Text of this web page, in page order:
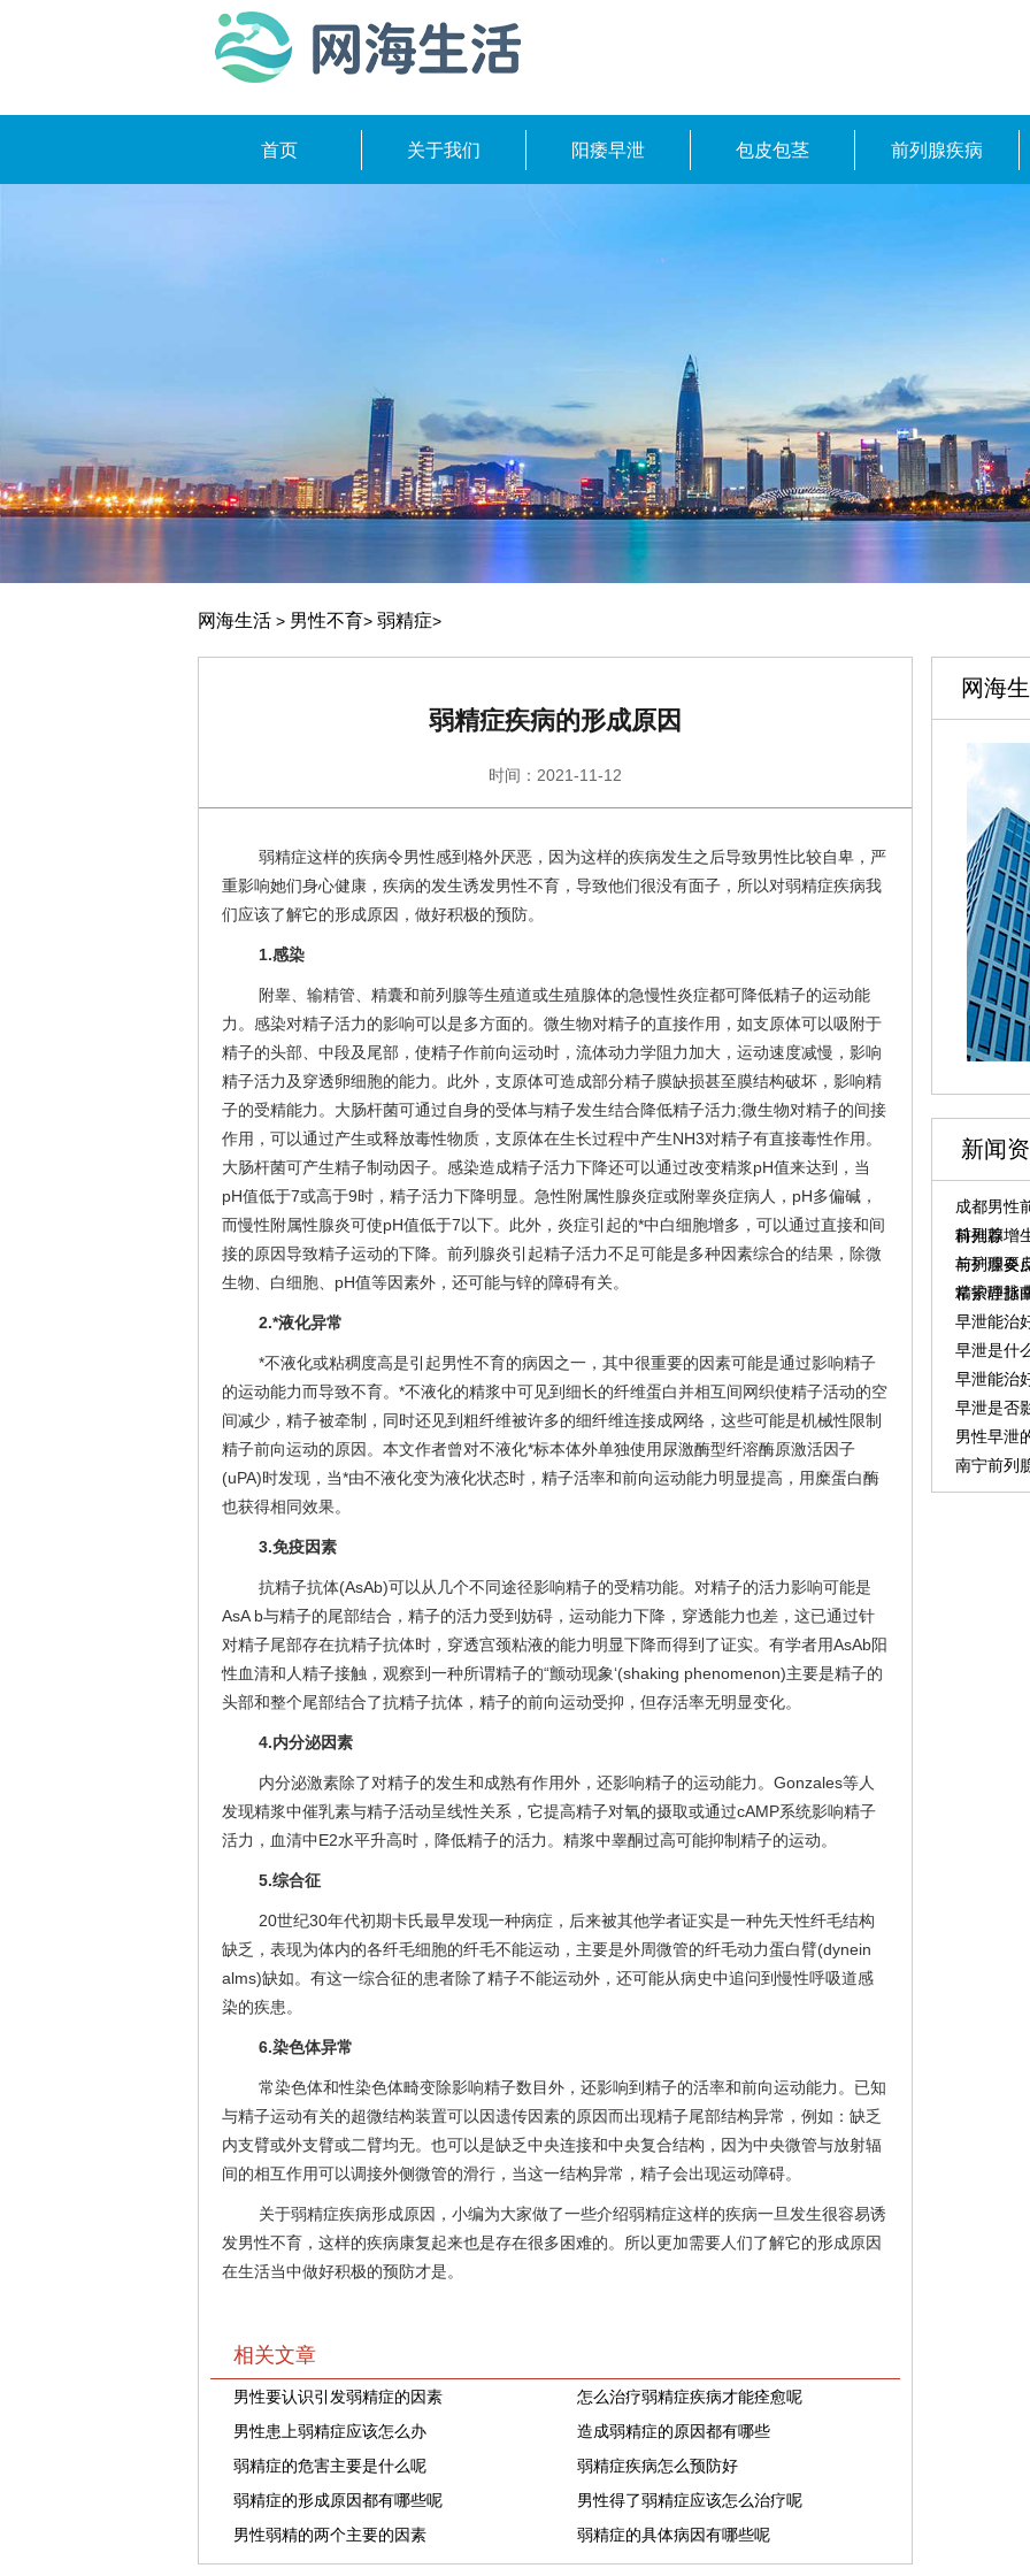
首页 关于我们 阳痿早泄 包皮包茎 前列腺疾病
网海生活 > 男性不育> 弱精症>
弱精症疾病的形成原因
时间：2021-11-12
弱精症这样的疾病令男性感到格外厌恶，因为这样的疾病发生之后导致男性比较自卑，严
重影响她们身心健康，疾病的发生诱发男性不育，导致他们很没有面子，所以对弱精症疾病我
们应该了解它的形成原因，做好积极的预防。
1.感染
附睾、输精管、精囊和前列腺等生殖道或生殖腺体的急慢性炎症都可降低精子的运动能
力。感染对精子活力的影响可以是多方面的。微生物对精子的直接作用，如支原体可以吸附于
精子的头部、中段及尾部，使精子作前向运动时，流体动力学阻力加大，运动速度减慢，影响
精子活力及穿透卵细胞的能力。此外，支原体可造成部分精子膜缺损甚至膜结构破坏，影响精
子的受精能力。大肠杆菌可通过自身的受体与精子发生结合降低精子活力;微生物对精子的间接
作用，可以通过产生或释放毒性物质，支原体在生长过程中产生NH3对精子有直接毒性作用。
大肠杆菌可产生精子制动因子。感染造成精子活力下降还可以通过改变精浆pH值来达到，当
pH值低于7或高于9时，精子活力下降明显。急性附属性腺炎症或附睾炎症病人，pH多偏碱，
而慢性附属性腺炎可使pH值低于7以下。此外，炎症引起的*中白细胞增多，可以通过直接和间
接的原因导致精子运动的下降。前列腺炎引起精子活力不足可能是多种因素综合的结果，除微
生物、白细胞、pH值等因素外，还可能与锌的障碍有关。
2.*液化异常
*不液化或粘稠度高是引起男性不育的病因之一，其中很重要的因素可能是通过影响精子
的运动能力而导致不育。*不液化的精浆中可见到细长的纤维蛋白并相互间网织使精子活动的空
间减少，精子被牵制，同时还见到粗纤维被许多的细纤维连接成网络，这些可能是机械性限制
精子前向运动的原因。本文作者曾对不液化*标本体外单独使用尿激酶型纤溶酶原激活因子
(uPA)时发现，当*由不液化变为液化状态时，精子活率和前向运动能力明显提高，用糜蛋白酶
也获得相同效果。
3.免疫因素
抗精子抗体(AsAb)可以从几个不同途径影响精子的受精功能。对精子的活力影响可能是
AsA b与精子的尾部结合，精子的活力受到妨碍，运动能力下降，穿透能力也差，这已通过针
对精子尾部存在抗精子抗体时，穿透宫颈粘液的能力明显下降而得到了证实。有学者用AsAb阳
性血清和人精子接触，观察到一种所谓精子的“颤动现象‘(shaking phenomenon)主要是精子的
头部和整个尾部结合了抗精子抗体，精子的前向运动受抑，但存活率无明显变化。
4.内分泌因素
内分泌激素除了对精子的发生和成熟有作用外，还影响精子的运动能力。Gonzales等人
发现精浆中催乳素与精子活动呈线性关系，它提高精子对氧的摄取或通过cAMP系统影响精子
活力，血清中E2水平升高时，降低精子的活力。精浆中睾酮过高可能抑制精子的运动。
5.综合征
20世纪30年代初期卡氏最早发现一种病症，后来被其他学者证实是一种先天性纤毛结构
缺乏，表现为体内的各纤毛细胞的纤毛不能运动，主要是外周微管的纤毛动力蛋白臂(dynein
alms)缺如。有这一综合征的患者除了精子不能运动外，还可能从病史中追问到慢性呼吸道感
染的疾患。
6.染色体异常
常染色体和性染色体畸变除影响精子数目外，还影响到精子的活率和前向运动能力。已知
与精子运动有关的超微结构装置可以因遗传因素的原因而出现精子尾部结构异常，例如：缺乏
内支臂或外支臂或二臂均无。也可以是缺乏中央连接和中央复合结构，因为中央微管与放射辐
间的相互作用可以调接外侧微管的滑行，当这一结构异常，精子会出现运动障碍。
关于弱精症疾病形成原因，小编为大家做了一些介绍弱精症这样的疾病一旦发生很容易诱
发男性不育，这样的疾病康复起来也是存在很多困难的。所以更加需要人们了解它的形成原因
在生活当中做好积极的预防才是。
相关文章
男性要认识引发弱精症的因素
怎么治疗弱精症疾病才能痊愈呢
男性患上弱精症应该怎么办
造成弱精症的原因都有哪些
弱精症的危害主要是什么呢
弱精症疾病怎么预防好
弱精症的形成原因都有哪些呢
男性得了弱精症应该怎么治疗呢
男性弱精的两个主要的因素
弱精症的具体病因有哪些呢
网海
新闻
成都男性
科推荐
前列腺增
与护理要
前列腺炎
常护理指
精索静脉
早泄能治
早泄是什
早泄能治
早泄是否
男性早泄
南宁前列